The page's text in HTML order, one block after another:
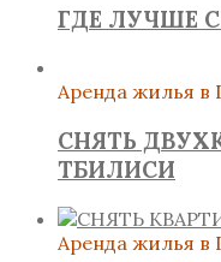
ГДЕ ЛУЧШЕ
Аренда жилья в
СНЯТЬ
ТБИЛИСИ
Аренда жилья в